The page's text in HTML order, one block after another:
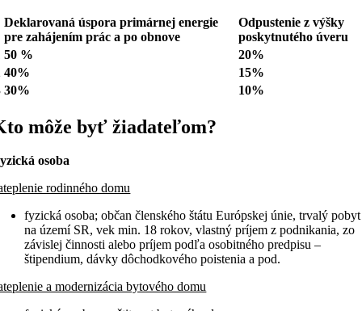
Deklarovaná úspora primárnej energie
pre zahájením prác a po obnove
Odpustenie z výšky
poskytnutého úveru
50 %
20%
40%
15%
30% 10%
môže byť žiadateľom?
osoba
rodinného domu
fyzická osoba; občan členského štátu Európskej únie, trvalý pobyt
na území SR, vek min. 18 rokov, vlastný príjem z podnikania, zo
závislej činnosti alebo príjem podľa osobitného predpisu –
štipendium, dávky dôchodkového poistenia a pod.
a modernizácia bytového domu